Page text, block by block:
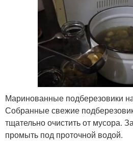
Маринованные подберезовики
Собранные свежие
тщательно очистить от мусора.
промыть под проточной водой.